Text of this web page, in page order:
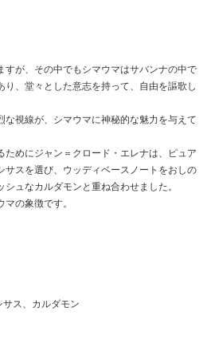
すが、その中でもシマウマはサバンナの中で
、堂々とした意志を持って、自由を謳歌し
な視線が、シマウマに神秘的な魅力を与えて
ためにジャン＝クロード・エレナは、ピュア
サスを選び、ウッディベースノートをおしの
ュなカルダモンと重ね合わせました。
の象徴です。
サス、カルダモン